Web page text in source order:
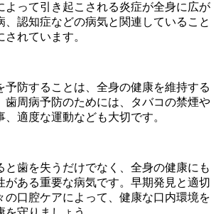
よって引き起こされる炎症が全身に広が
、認知症などの病気と関連していること
れています。
予防することは、全身の健康を維持する
歯周病予防のためには、タバコの禁煙や
適度な運動なども大切です。
と歯を失うだけでなく、全身の健康にも
がある重要な病気です。早期発見と適切
の口腔ケアによって、健康な口内環境を